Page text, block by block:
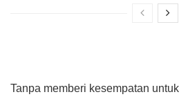
Tanpa memberi kesempatan